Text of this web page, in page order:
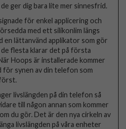
ger dig bara lite mer sinnesfrid.
för enkel applicering och
med ett silikonlim längs
en lättanvänd applikator som gör
flesta klarar det på första
Hoops är installerade kommer
för synen av din telefon som
livslängden på din telefon så
till någon annan som kommer
du gör. Det är den nya cirkeln av
livslängden på våra enheter